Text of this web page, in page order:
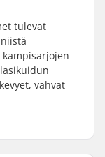
tulevat
vahvat